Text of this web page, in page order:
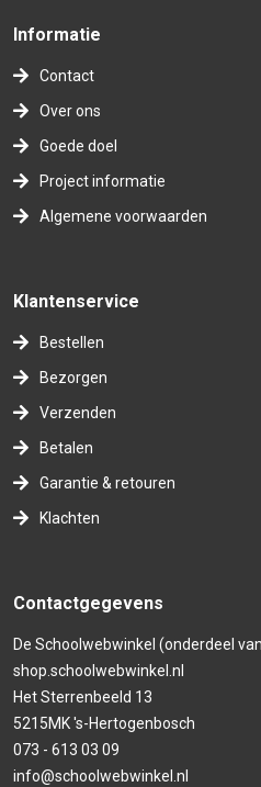
Informatie
Contact
Over ons
Goede doel
Project informatie
Algemene voorwaarden
Klantenservice
Bestellen
Bezorgen
Verzenden
Betalen
Garantie & retouren
Klachten
Contactgegevens
De Schoolwebwinkel (onderdeel
shop.schoolwebwinkel.nl
Het Sterrenbeeld 13
5215MK 's-Hertogenbosch
073 - 613 03 09
info@schoolwebwinkel.nl